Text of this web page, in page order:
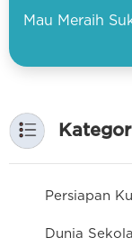
Mau Meraih
Persiapan
Dunia